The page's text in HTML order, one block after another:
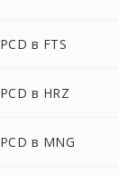
PCD в FTS
PCD в HRZ
PCD в MNG